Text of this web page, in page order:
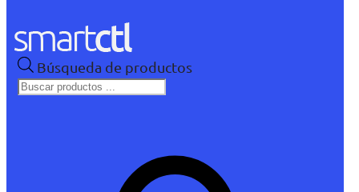
Búsqueda de productos